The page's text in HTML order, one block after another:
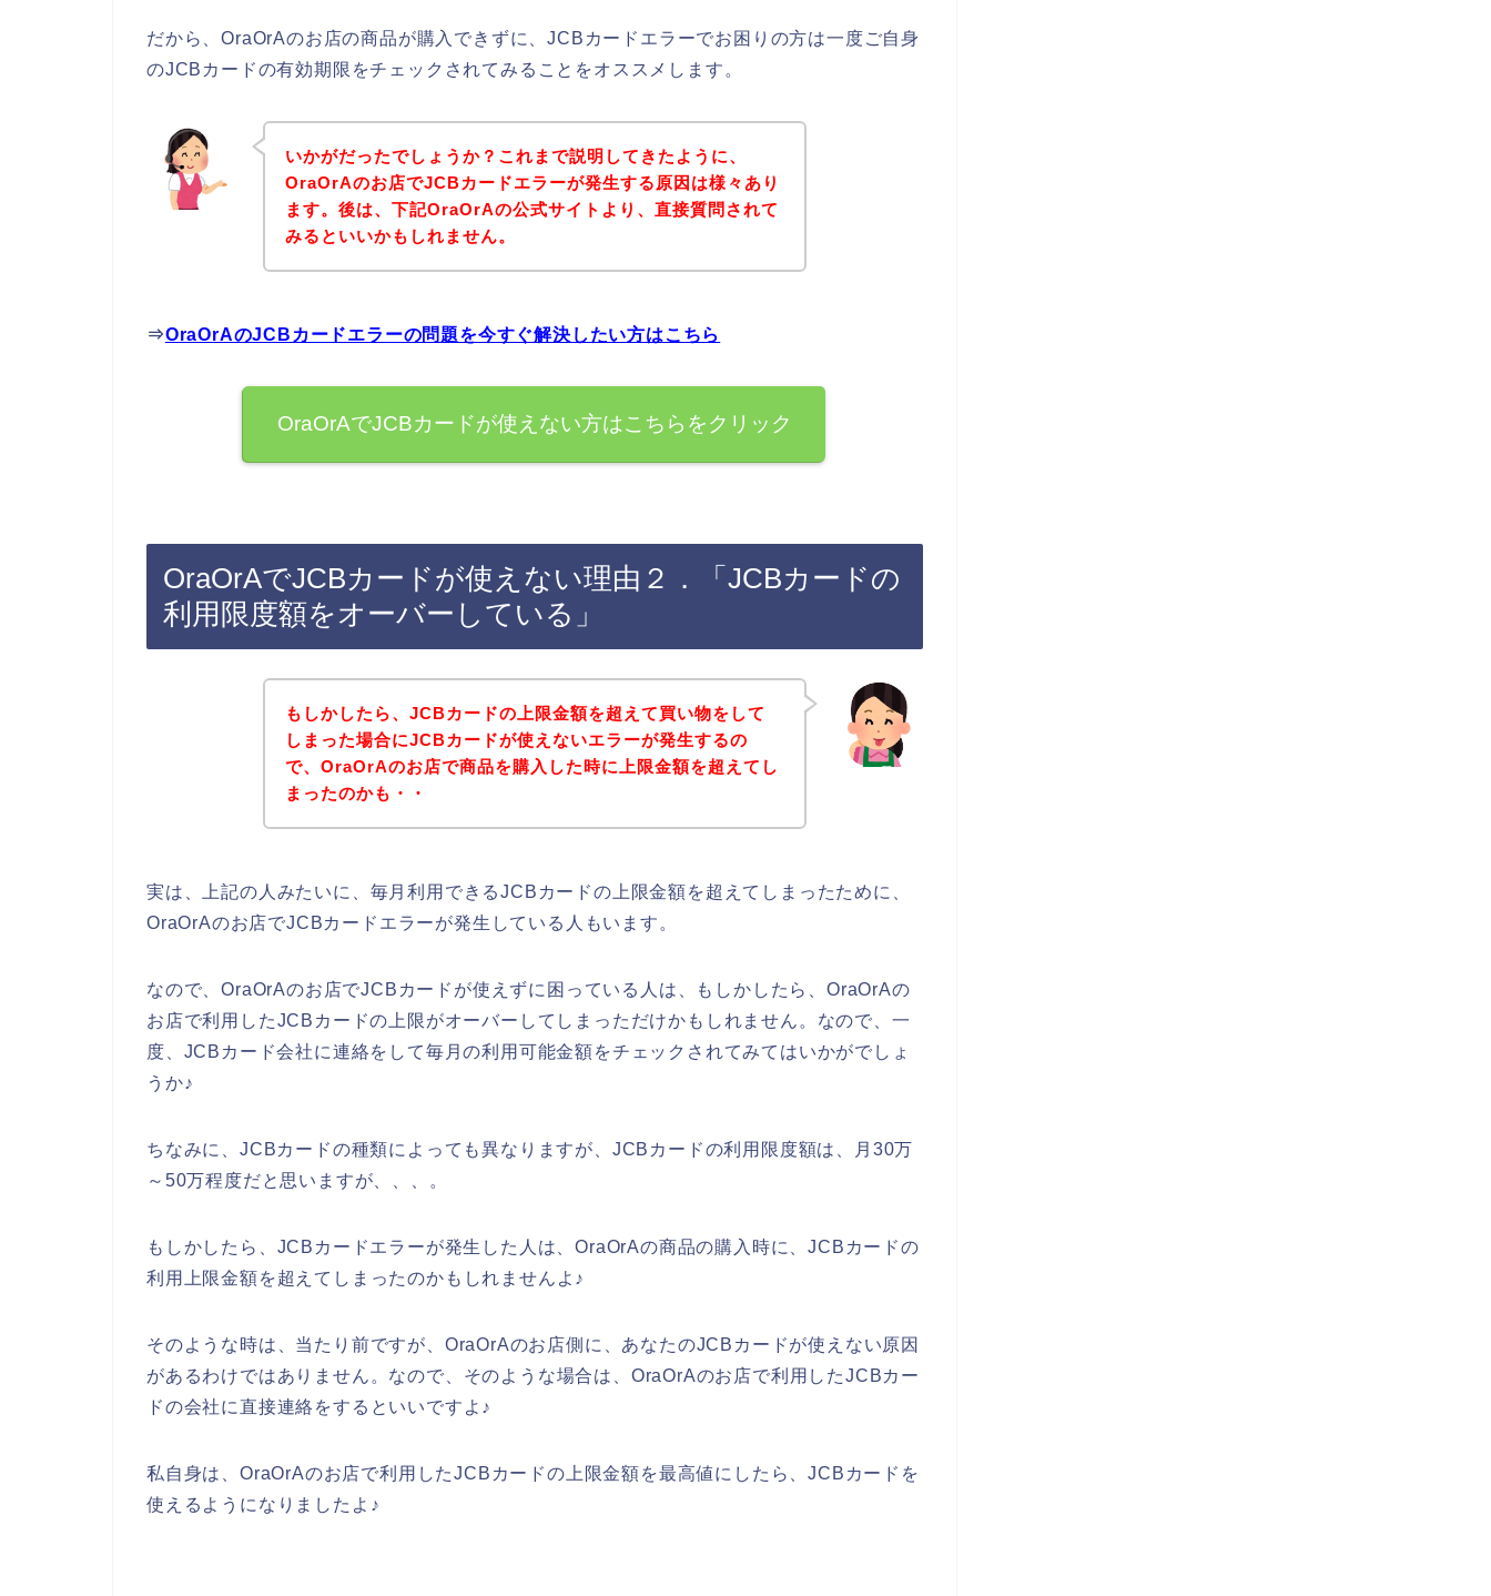
だから、OraOrAのお店の商品が購入できずに、JCBカードエラーでお困りの方は一度ご自身
のJCBカードの有効期限をチェックされてみることをオススメします。
いかがだったでしょうか？これまで説明してきたように、
OraOrAのお店でJCBカードエラーが発生する原因は様々あり
ます。後は、下記OraOrAの公式サイトより、直接質問されて
みるといいかもしれません。
⇒OraOrAのJCBカードエラーの問題を今すぐ解決したい方はこちら
OraOrAでJCBカードが使えない方はこちらをクリック
OraOrAでJCBカードが使えない理由２．「JCBカードの
利用限度額をオーバーしている」
もしかしたら、JCBカードの上限金額を超えて買い物をして
しまった場合にJCBカードが使えないエラーが発生するの
で、OraOrAのお店で商品を購入した時に上限金額を超えてし
まったのかも・・
実は、上記の人みたいに、毎月利用できるJCBカードの上限金額を超えてしまったために、
OraOrAのお店でJCBカードエラーが発生している人もいます。
なので、OraOrAのお店でJCBカードが使えずに困っている人は、もしかしたら、OraOrAの
お店で利用したJCBカードの上限がオーバーしてしまっただけかもしれません。なので、一
度、JCBカード会社に連絡をして毎月の利用可能金額をチェックされてみてはいかがでしょ
うか♪
ちなみに、JCBカードの種類によっても異なりますが、JCBカードの利用限度額は、月30万
～50万程度だと思いますが、、、。
もしかしたら、JCBカードエラーが発生した人は、OraOrAの商品の購入時に、JCBカードの
利用上限金額を超えてしまったのかもしれませんよ♪
そのような時は、当たり前ですが、OraOrAのお店側に、あなたのJCBカードが使えない原因
があるわけではありません。なので、そのような場合は、OraOrAのお店で利用したJCBカー
ドの会社に直接連絡をするといいですよ♪
私自身は、OraOrAのお店で利用したJCBカードの上限金額を最高値にしたら、JCBカードを
使えるようになりましたよ♪